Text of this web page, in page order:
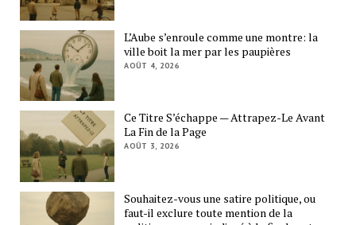
L’Aube s’enroule comme une montre: la
ville boit la mer par les paupières
AOÛT 4, 2026
Ce Titre S’échappe — Attrapez-Le Avant
La Fin de la Page
AOÛT 3, 2026
Souhaitez-vous une satire politique, ou
faut-il exclure toute mention de la